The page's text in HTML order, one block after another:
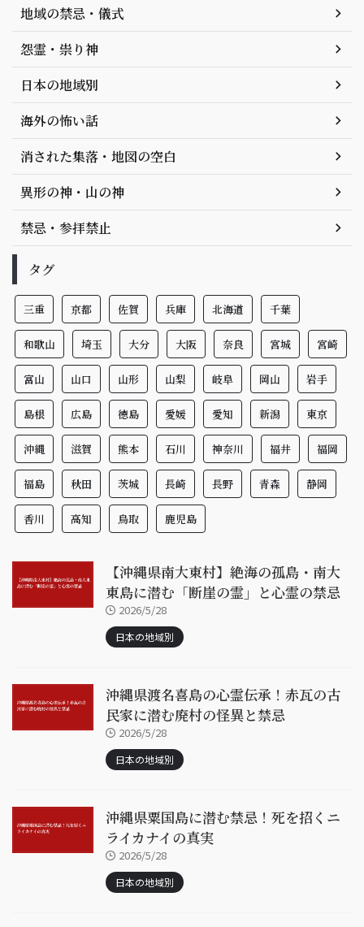
地域の禁忌・儀式
怨霊・祟り神
日本の地域別
海外の怖い話
消された集落・地図の空白
異形の神・山の神
禁忌・参拝禁止
タグ
三重 京都 佐賀 兵庫 北海道 千葉
和歌山 埼玉 大分 大阪 奈良 宮城 宮崎
富山 山口 山形 山梨 岐阜 岡山 岩手
島根 広島 徳島 愛媛 愛知 新潟 東京
沖縄 滋賀 熊本 石川 神奈川 福井 福岡
福島 秋田 茨城 長崎 長野 青森 静岡
香川 高知 鳥取 鹿児島
【沖縄県南大東村】絶海の孤島・南大
東島に潜む「断崖の霊」と心霊の禁忌
2026/5/28
日本の地域別
沖縄県渡名喜島の心霊伝承！赤瓦の古
民家に潜む廃村の怪異と禁忌
2026/5/28
日本の地域別
沖縄県粟国島に潜む禁忌！死を招くニ
ライカナイの真実
2026/5/28
日本の地域別